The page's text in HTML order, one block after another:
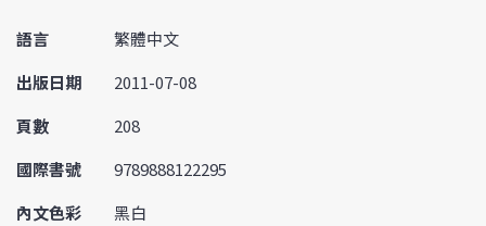
語言
繁體中文
出版日期
2011-07-08
頁數
208
國際書號
9789888122295
內文色彩
黑白